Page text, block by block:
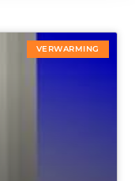
VERWARMING